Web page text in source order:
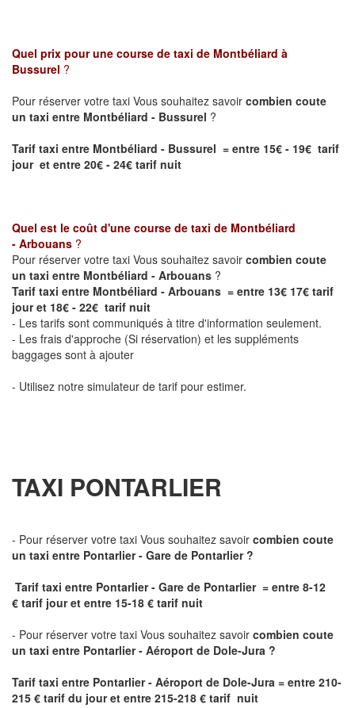
Quel prix pour une course de taxi de Montbéliard à
Bussurel ?
Pour réserver votre taxi Vous souhaitez savoir combien coute
un taxi entre Montbéliard - Bussurel ?
Tarif taxi entre Montbéliard - Bussurel = entre 15€ - 19€ tarif
jour et entre 20€ - 24€ tarif nuit
Quel est le coût d'une course de taxi de Montbéliard
- Arbouans ?
Pour réserver votre taxi Vous souhaitez savoir combien coute
un taxi entre Montbéliard - Arbouans ?
Tarif taxi entre Montbéliard - Arbouans = entre 13€ 17€ tarif
jour et 18€ - 22€ tarif nuit
- Les tarifs sont communiqués à titre d'information seulement.
- Les frais d'approche (Si réservation) et les suppléments
baggages sont à ajouter
- Utilisez notre simulateur de tarif pour estimer.
TAXI PONTARLIER
- Pour réserver votre taxi Vous souhaitez savoir combien coute
un taxi entre Pontarlier - Gare de Pontarlier ?
Tarif taxi entre Pontarlier - Gare de Pontarlier = entre 8-12
€ tarif jour et entre 15-18 € tarif nuit
- Pour réserver votre taxi Vous souhaitez savoir combien coute
un taxi entre Pontarlier - Aéroport de Dole-Jura ?
Tarif taxi entre Pontarlier - Aéroport de Dole-Jura = entre 210-
215 € tarif du jour et entre 215-218 € tarif nuit